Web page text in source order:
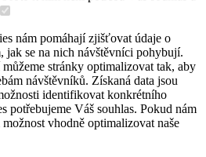
nám pomáhají zjišťovat údaje o
jak se na nich návštěvníci pohybují.
stránky optimalizovat tak, aby
návštěvníků. Získaná data jsou
identifikovat konkrétního
potřebujeme Váš souhlas. Pokud nám
vhodně optimalizovat naše